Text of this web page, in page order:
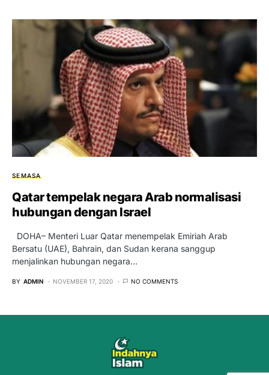
SEMASA
Qatar tempelak negara Arab normalisasi
hubungan dengan Israel
DOHA– Menteri Luar Qatar menempelak Emiriah Arab
Bersatu (UAE), Bahrain, dan Sudan kerana sanggup
menjalinkan hubungan negara…
BY ADMIN NOVEMBER 17, 2020 NO COMMENTS